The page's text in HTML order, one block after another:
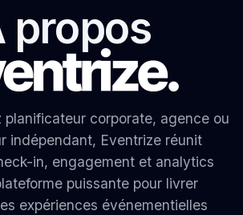
propos
planificateur corporate, agence ou
indépendant, Eventrize réunit
in, engagement et analytics
puissante pour livrer
expériences événementielles